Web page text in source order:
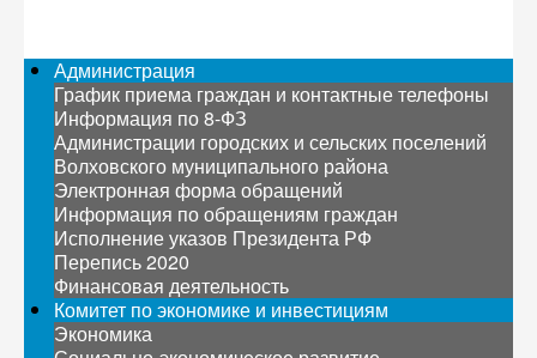
Администрация
График приема граждан и контактные телефоны
Информация по 8-ФЗ
Администрации городских и сельских поселений
Волховского муниципального района
Электронная форма обращений
Информация по обращениям граждан
Исполнение указов Президента РФ
Перепись 2020
Финансовая деятельность
Комитет по экономике и инвестициям
Экономика